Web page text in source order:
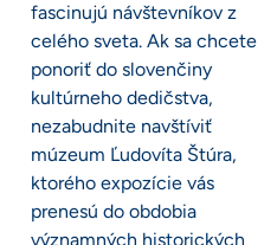
fascinujú návštevníkov z
celého sveta. Ak sa chcete
ponoriť do slovenčiny
kultúrneho dedičstva,
nezabudnite navštíviť
múzeum Ľudovíta Štúra,
ktorého expozície vás
prenesú do obdobia
významných historických